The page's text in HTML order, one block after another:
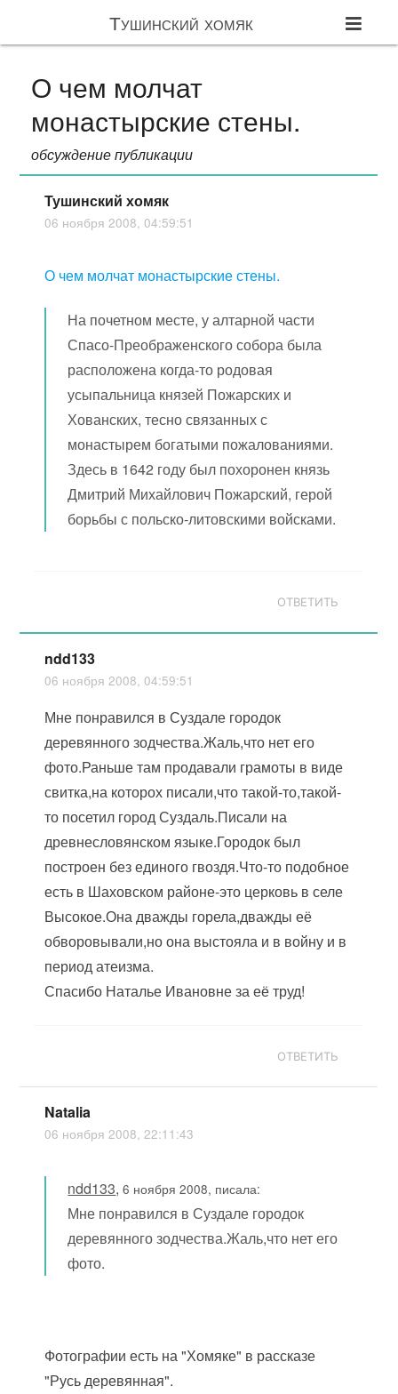
Тушинский хомяк
О чем молчат
монастырские стены.
обсуждение публикации
Тушинский хомяк
06 ноября 2008, 04:59:51
О чем молчат монастырские стены.
На почетном месте, у алтарной части
Спасо-Преображенского собора была
расположена когда-то родовая
усыпальница князей Пожарских и
Хованских, тесно связанных с
монастырем богатыми пожалованиями.
Здесь в 1642 году был похоронен князь
Дмитрий Михайлович Пожарский, герой
борьбы с польско-литовскими войсками.
ОТВЕТИТЬ
ndd133
06 ноября 2008, 04:59:51
Мне понравился в Суздале городок
деревянного зодчества.Жаль,что нет его
фото.Раньше там продавали грамоты в виде
свитка,на которох писали,что такой-то,такой-
то посетил город Суздаль.Писали на
древнесловянском языке.Городок был
построен без единого гвоздя.Что-то подобное
есть в Шаховском районе-это церковь в селе
Высокое.Она дважды горела,дважды её
обворовывали,но она выстояла и в войну и в
период атеизма.
Спасибо Наталье Ивановне за её труд!
ОТВЕТИТЬ
Natalia
06 ноября 2008, 22:11:43
ndd133,6 ноября 2008, писала:
Мне понравился в Суздале городок
деревянного зодчества.Жаль,что нет его
фото.
Фотографии есть на "Хомяке" в рассказе
"Русь деревянная".